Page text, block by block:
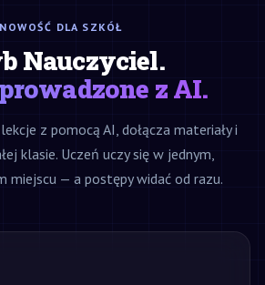
NOWOŚĆ DLA SZKÓŁ
Nauczyciel.
z AI.
z pomocą AI, dołącza materiały i
klasie. Uczeń uczy się w jednym,
miejscu — a postępy widać od razu.